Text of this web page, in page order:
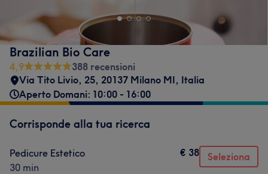
Brazilian Bio Care
4,9
388 recensioni
Via Tito Livio, 25, 20137 Milano MI, Italia
Aperto Domani: 10:00 - 16:00
Corrisponde alla tua ricerca
Pedicure Estetico
30 min
€ 38 Seleziona